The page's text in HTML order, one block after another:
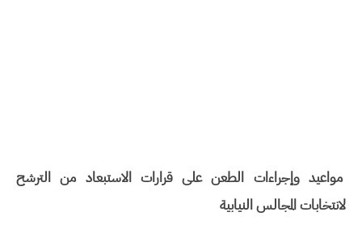
مواعيد وإجراءات الطعن على قرارات الاستبعاد من الترشح
لانتخابات المجالس النيابية